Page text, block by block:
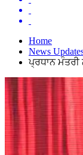
Home
News
ਪ੍ਰਧਾਨ